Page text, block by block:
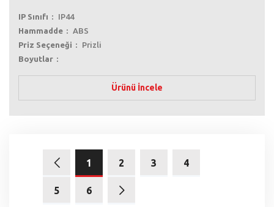
IP Sınıfı
IP44
Hammadde
ABS
Priz Seçeneği
Prizli
Boyutlar
Ürünü İncele
1 2 3 4
5 6